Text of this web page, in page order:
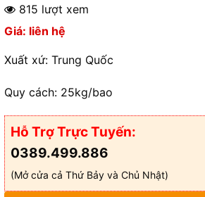
815 lượt xem
Giá: liên hệ
Xuất xứ: Trung Quốc
Quy cách: 25kg/bao
Hỗ Trợ Trực Tuyến:
0389.499.886
(Mở cửa cả Thứ Bảy và Chủ Nhật)